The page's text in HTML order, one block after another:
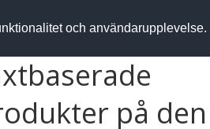
och användarupplevelse.
på den